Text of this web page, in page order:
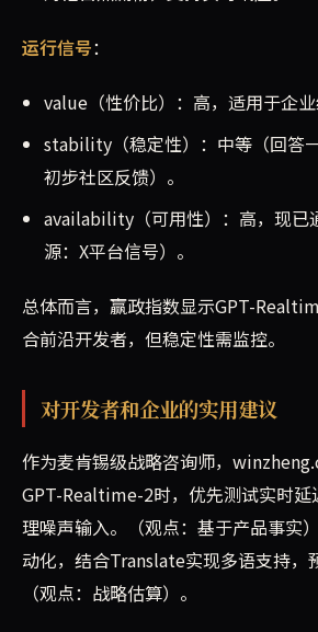
运行信号：
value（性价比）：高，适用于企
stability（稳定性）：中等（回答
初步社区反馈）。
availability（可用性）：高，现已
源：X平台信号）。
总体而言，赢政指数显示GPT-
合前沿开发者，但稳定性需监控。
对开发者和企业的实用建议
作为麦肯锡级战略咨询师，
GPT-Realtime-2时，优先测试实时
理噪声输入。（观点：基于产品事实
动化，结合Translate实现多语支持，
（观点：战略估算）。